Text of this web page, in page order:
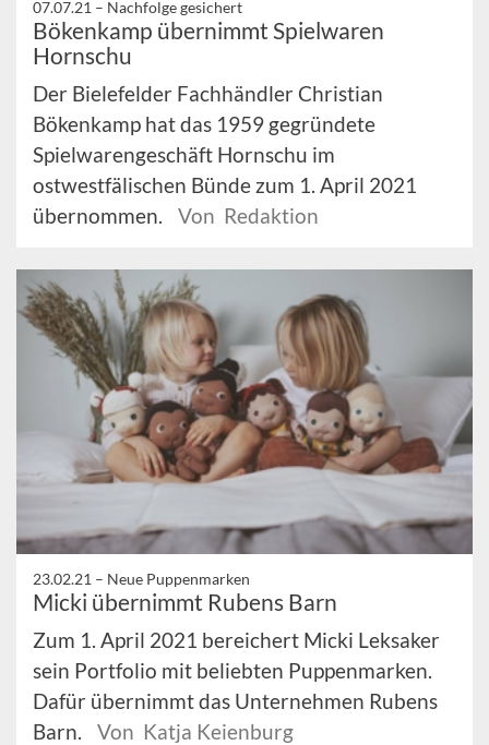
07.07.21 – Nachfolge gesichert
Bökenkamp übernimmt Spielwaren
Hornschu
Der Bielefelder Fachhändler Christian
Bökenkamp hat das 1959 gegründete
Spielwarengeschäft Hornschu im
ostwestfälischen Bünde zum 1. April 2021
übernommen.
Von Redaktion
23.02.21 – Neue Puppenmarken
Micki übernimmt Rubens Barn
Zum 1. April 2021 bereichert Micki Leksaker
sein Portfolio mit beliebten Puppenmarken.
Dafür übernimmt das Unternehmen Rubens
Barn.
Von Katja Keienburg